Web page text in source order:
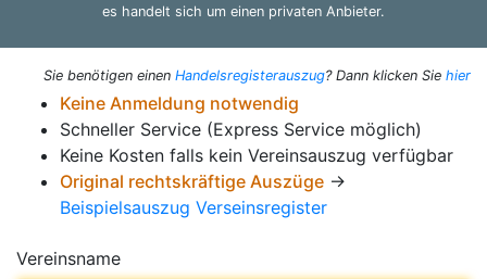
es handelt sich um einen privaten Anbieter.
Sie benötigen einen Handelsregisterauszug? Dann klicken Sie hier
Keine Anmeldung notwendig
Schneller Service (Express Service möglich)
Keine Kosten falls kein Vereinsauszug verfügbar
Original rechtskräftige Auszüge →
Beispielsauszug Verseinsregister
Vereinsname